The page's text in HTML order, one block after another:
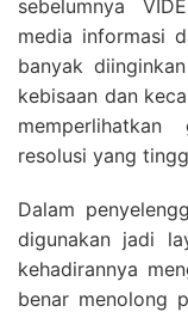
sebelumnya
media informasi
banyak
kebisaan dan
resolusi yang
Dalam
digunakan jadi
kehadirannya
benar menolong